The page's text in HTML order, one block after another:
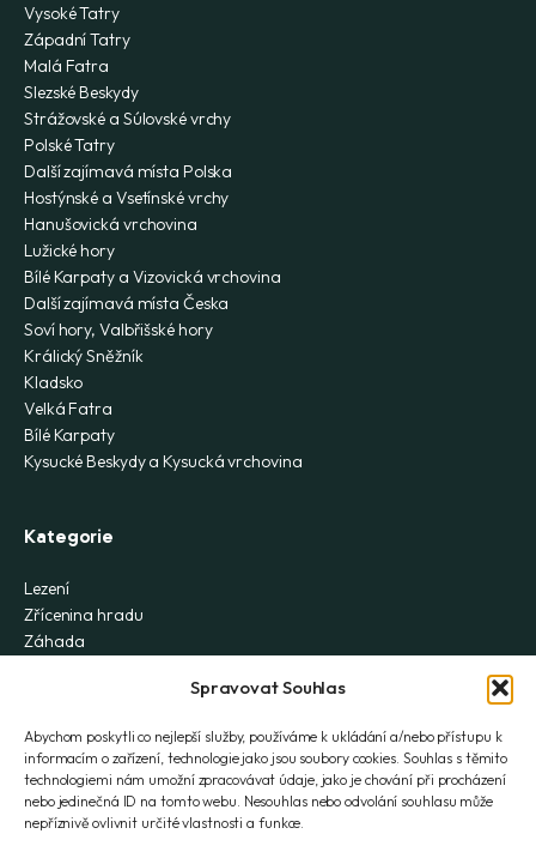
Spravovat Souhlas
Abychom poskytli co nejlepší služby, používáme k ukládání a/nebo přístupu k
informacím o zařízení, technologie jako jsou soubory cookies. Souhlas s těmito
technologiemi nám umožní zpracovávat údaje, jako je chování při procházení
nebo jedinečná ID na tomto webu. Nesouhlas nebo odvolání souhlasu může
nepříznivě ovlivnit určité vlastnosti a funkce.
Vysoké Tatry
Západní Tatry
Malá Fatra
Slezské Beskydy
Strážovské a Súlovské vrchy
Polské Tatry
Další zajímavá místa Polska
Hostýnské a Vsetínské vrchy
Hanušovická vrchovina
Lužické hory
Bílé Karpaty a Vizovická vrchovina
Další zajímavá místa Česka
Soví hory, Valbřišské hory
Králický Sněžník
Kladsko
Velká Fatra
Bílé Karpaty
Kysucké Beskydy a Kysucká vrchovina
Kategorie
Lezení
Zřícenina hradu
Záhada
Skialpy
Na kole
Historie
Rozhledna